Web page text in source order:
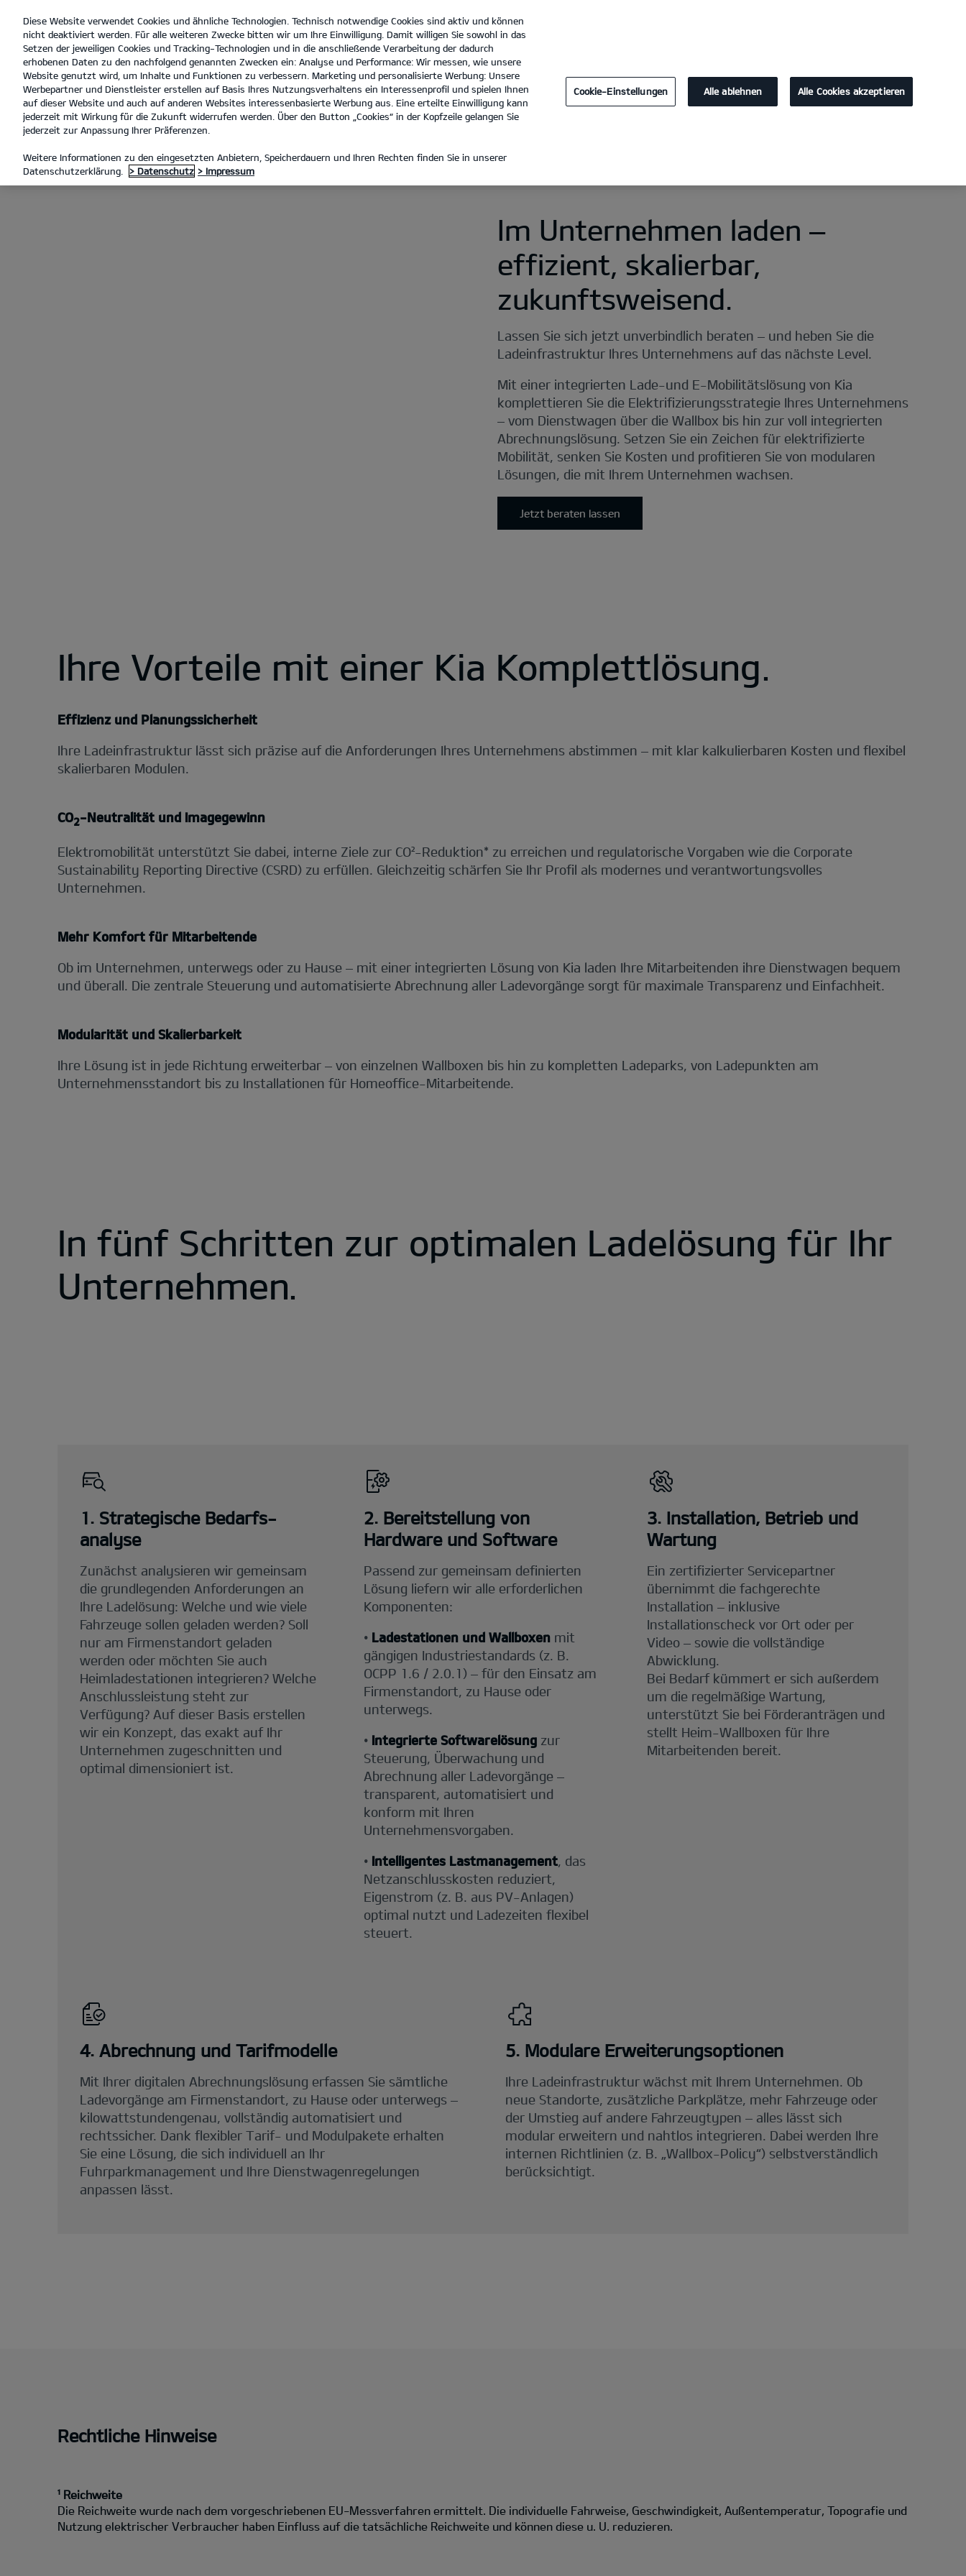
open
menu
Walter Schneider Seelbach GmbH & Co. KG
Laden im Unternehmen Zu Hause laden Öffentliches Laden Laden im Unternehmen
LADEN MIT KIA CHARGE
Rechtliche Hinweise
¹ Reichweite
Die Reichweite wurde nach dem vorgeschriebenen EU-Messverfahren ermittelt. Die individuelle Fahrweise, Geschwindigkeit, Außentemperatur, Topografie und
Nutzung elektrischer Verbraucher haben Einfluss auf die tatsächliche Reichweite und können diese u. U. reduzieren.
Diese Website verwendet Cookies und ähnliche Technologien. Technisch notwendige Cookies sind aktiv und können
nicht deaktiviert werden. Für alle weiteren Zwecke bitten wir um Ihre Einwilligung. Damit willigen Sie sowohl in das
Setzen der jeweiligen Cookies und Tracking-Technologien und in die anschließende Verarbeitung der dadurch
erhobenen Daten zu den nachfolgend genannten Zwecken ein: Analyse und Performance: Wir messen, wie unsere
Website genutzt wird, um Inhalte und Funktionen zu verbessern. Marketing und personalisierte Werbung: Unsere
Werbepartner und Dienstleister erstellen auf Basis Ihres Nutzungsverhaltens ein Interessenprofil und spielen Ihnen
auf dieser Website und auch auf anderen Websites interessenbasierte Werbung aus. Eine erteilte Einwilligung kann
jederzeit mit Wirkung für die Zukunft widerrufen werden. Über den Button „Cookies“ in der Kopfzeile gelangen Sie
jederzeit zur Anpassung Ihrer Präferenzen.
Weitere Informationen zu den eingesetzten Anbietern, Speicherdauern und Ihren Rechten finden Sie in unserer
Datenschutzerklärung.
> Datenschutz > Impressum
Cookie-Einstellungen Alle ablehnen Alle Cookies akzeptieren